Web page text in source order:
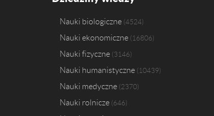
Nauki biologiczne 4524
Nauki ekonomiczne 16806
Nauki fizyczne 3146
Nauki humanistyczne 10439
Nauki medyczne 2370
Nauki rolnicze 646